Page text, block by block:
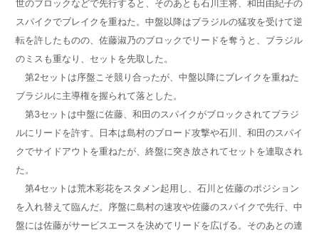
世のブロックなどで先行すると、そのあとも石川主将、和田由紀子の
スパイクでブレイクを重ねた。中盤以降はブラジルの猛攻を受けて逆
転を許したものの、佐藤淑乃のブロックでリードを奪うと、ブラジル
のミスも重なり、セットを先取した。
第2セットは序盤こそ競り合ったが、中盤以降にブレイクを重ねた
ブラジルに主導権を握られて落とした。
第3セットは中盤に佐藤、和田のスパイクがブロックされてブラジ
ルにリードを許す。日本は島村のブロード攻撃や石川、和田のスパイ
クでサイドアウトを重ねたが、終盤に突き放されてセットを連取され
た。
第4セットは荒木彩花をスタメン起用し、石川と佐藤のポジション
を入れ替えて臨んだ。序盤に島村の速攻や佐藤のスパイクで先行、中
盤には佐藤がサービスエースを決めてリードを広げる。そのあとの連